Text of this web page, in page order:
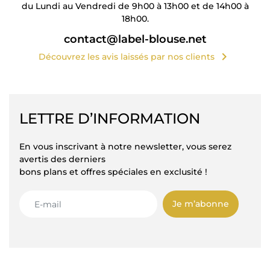
du Lundi au Vendredi de 9h00 à 13h00 et de 14h00 à
18h00.
contact@label-blouse.net
Découvrez les avis laissés par nos clients chevron_right
LETTRE D’INFORMATION
En vous inscrivant à notre newsletter, vous serez
avertis des derniers
bons plans et offres spéciales en exclusité !
Je m’abonne